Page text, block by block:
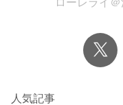
ローレライ
人気記事